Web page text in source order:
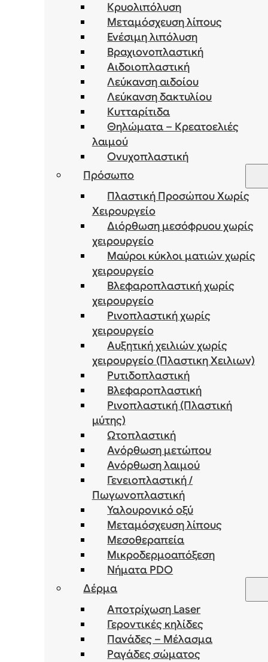
Κρυολιπόλυση
Μεταμόσχευση λίπους
Ενέσιμη λιπόλυση
Bραχιονοπλαστική
Αιδοιοπλαστική
Λεύκανση αιδοίου
Λεύκανση δακτυλίου
Κυτταρίτιδα
Θηλώματα – Κρεατοελιές
λαιμού
Ονυχοπλαστική
Πρόσωπο
Πλαστική Προσώπου Χωρίς
Χειρουργείο
Διόρθωση μεσόφρυου χωρίς
χειρουργείο
Μαύροι κύκλοι ματιών χωρίς
χειρουργείο
Βλεφαροπλαστική χωρίς
χειρουργείο
Ρινοπλαστική χωρίς
χειρουργείο
Αυξητική χειλιών χωρίς
χειρουργείο (Πλαστικη Χειλιων)
Ρυτιδοπλαστική
Βλεφαροπλαστική
Ρινοπλαστική (Πλαστική
μύτης)
Ωτοπλαστική
Ανόρθωση μετώπου
Ανόρθωση λαιμού
Γενειοπλαστική /
Πωγωνοπλαστική
Υαλουρονικό οξύ
Μεταμόσχευση λίπους
Μεσοθεραπεία
Μικροδερμοαπόξεση
Νήματα PDO
Δέρμα
Αποτρίχωση Laser
Γεροντικές κηλίδες
Πανάδες – Μέλασμα
Ραγάδες σώματος